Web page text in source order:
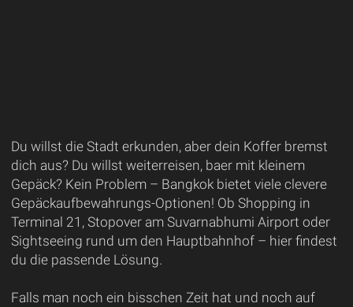
Du willst die Stadt erkunden, aber dein Koffer bremst
dich aus? Du willst weiterreisen, baer mit kleinem
Gepäck? Kein Problem – Bangkok bietet viele clevere
Gepäckaufbewahrungs-Optionen! Ob Shopping in
Terminal 21, Stopover am Suvarnabhumi Airport oder
Sightseeing rund um den Hauptbahnhof – hier findest
du die passende Lösung.
Falls man noch ein bisschen Zeit hat und noch auf